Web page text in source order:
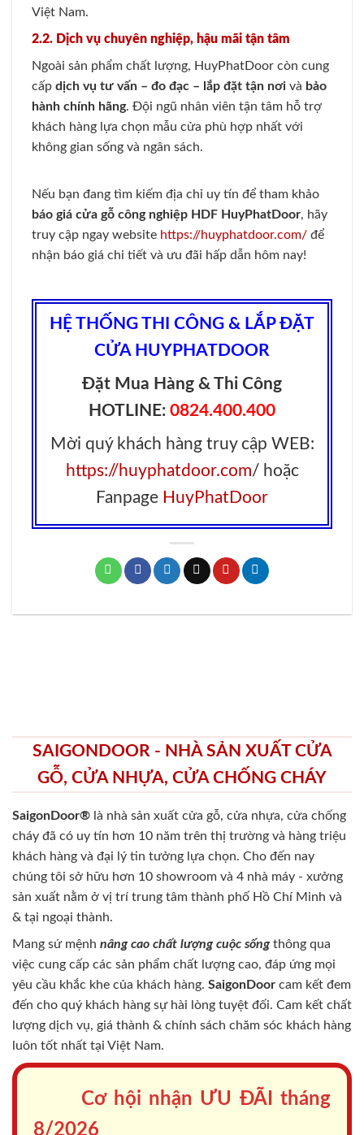
Việt Nam.
2.2. Dịch vụ chuyên nghiệp, hậu mãi tận tâm
Ngoài sản phẩm chất lượng, HuyPhatDoor còn cung
cấp dịch vụ tư vấn – đo đạc – lắp đặt tận nơi và bảo
hành chính hãng. Đội ngũ nhân viên tận tâm hỗ trợ
khách hàng lựa chọn mẫu cửa phù hợp nhất với
không gian sống và ngân sách.
Nếu bạn đang tìm kiếm địa chỉ uy tín để tham khảo
báo giá cửa gỗ công nghiệp HDF HuyPhatDoor, hãy
truy cập ngay website https://huyphatdoor.com/ để
nhận báo giá chi tiết và ưu đãi hấp dẫn hôm nay!
HỆ THỐNG THI CÔNG & LẮP ĐẶT
CỬA HUYPHATDOOR
Đặt Mua Hàng & Thi Công
HOTLINE: 0824.400.400
Mời quý khách hàng truy cập WEB:
https://huyphatdoor.com/ hoặc
Fanpage HuyPhatDoor
SAIGONDOOR - NHÀ SẢN XUẤT CỬA
GỖ, CỬA NHỰA, CỬA CHỐNG CHÁY
SaigonDoor® là nhà sản xuất cửa gỗ, cửa nhựa, cửa chống
cháy đã có uy tín hơn 10 năm trên thị trường và hàng triệu
khách hàng và đại lý tin tưởng lựa chọn. Cho đến nay
chúng tôi sở hữu hơn 10 showroom và 4 nhà máy - xưởng
sản xuất nằm ở vị trí trung tâm thành phố Hồ Chí Minh và
& tại ngoại thành.
Mang sứ mệnh nâng cao chất lượng cuộc sốngthông qua
việc cung cấp các sản phẩm chất lượng cao, đáp ứng mọi
yêu cầu khắc khe của khách hàng. SaigonDoor cam kết đem
đến cho quý khách hàng sự hài lòng tuyệt đối. Cam kết chất
lượng dịch vụ, giá thành & chính sách chăm sóc khách hàng
luôn tốt nhất tại Việt Nam.
Cơ hội nhận ƯU ĐÃI tháng
8/2026